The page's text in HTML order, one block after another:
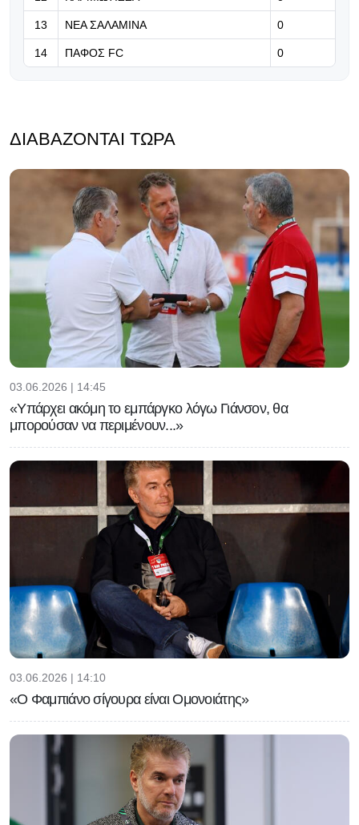
13 ΝΕΑ ΣΑΛΑΜΙΝΑ 0
14 ΠΑΦΟΣ FC 0
ΔΙΑΒΆΖΟΝΤΑΙ ΤΏΡΑ
03.06.2026 | 14:45
«Υπάρχει ακόμη το εμπάργκο λόγω Γιάνσον, θα
μπορούσαν να περιμένουν...»
03.06.2026 | 14:10
«Ο Φαμπιάνο σίγουρα είναι Ομονοιάτης»